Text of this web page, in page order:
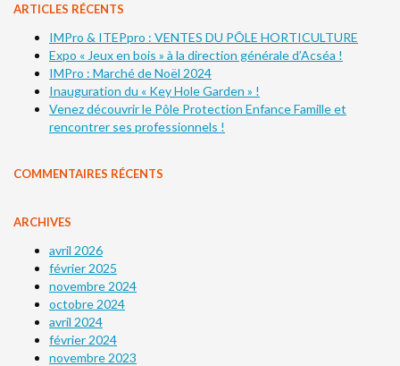
ARTICLES RÉCENTS
IMPro & ITEPpro : VENTES DU PÔLE HORTICULTURE
Expo « Jeux en bois » à la direction générale d’Acséa !
IMPro : Marché de Noël 2024
Inauguration du « Key Hole Garden » !
Venez découvrir le Pôle Protection Enfance Famille et
rencontrer ses professionnels !
COMMENTAIRES RÉCENTS
ARCHIVES
avril 2026
février 2025
novembre 2024
octobre 2024
avril 2024
février 2024
novembre 2023